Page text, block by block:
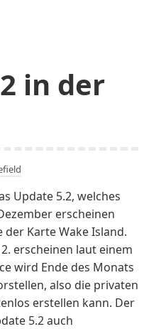
in der
Update 5.2, welches
erscheinen
Karte Wake Island.
erscheinen laut einem
wird Ende des Monats
also die privaten
erstellen kann. Der
5.2 auch